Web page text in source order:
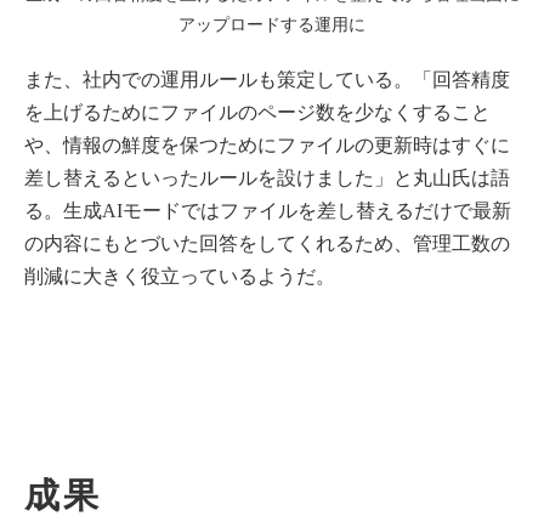
アップロードする運用に
また、社内での運用ルールも策定している。「回答精度
を上げるためにファイルのページ数を少なくすること
や、情報の鮮度を保つためにファイルの更新時はすぐに
差し替えるといったルールを設けました」と丸山氏は語
る。生成AIモードではファイルを差し替えるだけで最新
の内容にもとづいた回答をしてくれるため、管理工数の
削減に大きく役立っているようだ。
成果